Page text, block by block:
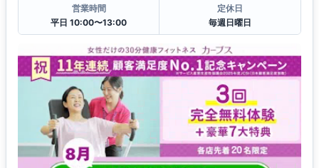
営業時間
平日 10:00〜13:00
定休日
毎週日曜日